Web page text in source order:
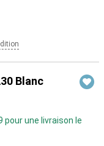
Blanc
pour une livraison le